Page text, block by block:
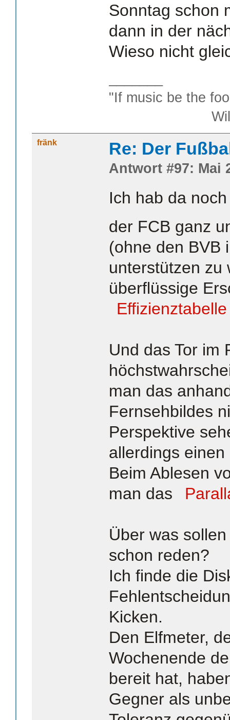
Sonntag schon
dann in der
Wieso nicht
"If music be the
William
fränk Re: Der
Antwort #97: Mai
Ich hab da
der FCB ganz
(ohne den BVB
unterstützen zu
überflüssige
Effizienztabelle
Und das Tor im
man das
Fernsehbildes
Perspektive
allerdings
Beim Ablesen
man das
Über was
schon reden?
Ich finde die
Kicken.
Den Elfmeter,
Wochenende
bereit hat,
Gegner als